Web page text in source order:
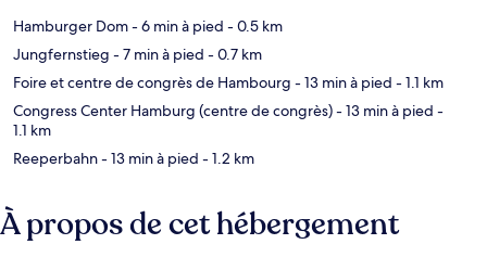
Hamburger Dom- 6 min à pied - 0.5 km
Jungfernstieg - 7 min à pied - 0.7 km
Foire et centre de congrès de Hambourg - 13 min à pied - 1.1 km
Congress Center Hamburg (centre de congrès)- 13 min à pied -
1.1 km
Reeperbahn- 13 min à pied - 1.2 km
À propos de cet hébergement